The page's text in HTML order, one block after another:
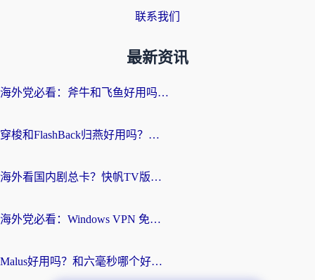
联系我们
最新资讯
海外党必看：斧牛和飞鱼好用吗？3步选对回国加速器，无缝刷剧玩国服
穿梭和FlashBack归燕好用吗？海外党亲测3款热门回国加速器，教你选对不踩坑
海外看国内剧总卡？快帆TV版VPN好用吗？和快滚VPN对比哪个回国效果更好？
海外党必看：Windows VPN 免费？别踩坑！教你选对好用的国内加速器无缝回国
Malus好用吗？和六毫秒哪个好？海外党选回国加速器的避坑指南